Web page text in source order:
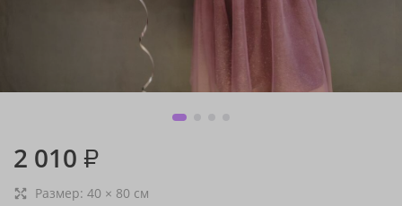
2 010 ₽
Размер: 40 × 80 см